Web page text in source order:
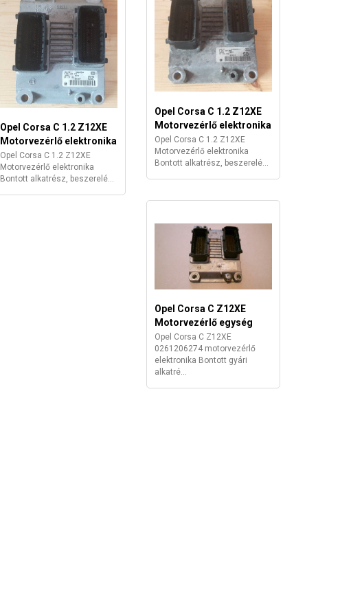
Opel Corsa C 1.2 Z12XE
Motorvezérlő elektronika
Opel Corsa C 1.2 Z12XE
Motorvezérlő elektronika
Bontott alkatrész, beszerelé...
Opel Corsa C 1.2 Z12XE
Motorvezérlő elektronika
Opel Corsa C 1.2 Z12XE
Motorvezérlő elektronika
Bontott alkatrész, beszerelé...
Opel Corsa C Z12XE
Motorvezérlő egység
Opel Corsa C Z12XE
0261206274 motorvezérlő
elektronika Bontott gyári
alkatré...